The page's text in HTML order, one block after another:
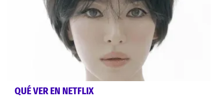
QUÉ VER EN NETFLIX